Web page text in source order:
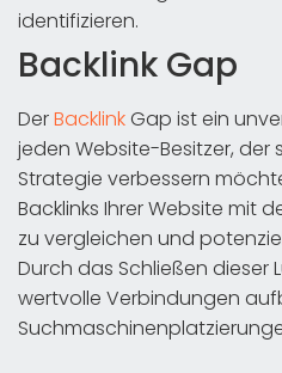
identifizieren.
Backlink Gap
DerBacklinkGap ist ein
jeden Website-Besitzer, der
Strategie verbessern
Backlinks Ihrer Website mit
zu vergleichen und
Durch das Schließen dieser
wertvolle Verbindungen